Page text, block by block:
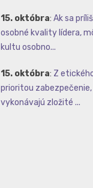
15. októbra: Ak sa
osobné kvality lídera,
kultu osobno...
15. októbra: Z
prioritou
vykonávajú zložité ...